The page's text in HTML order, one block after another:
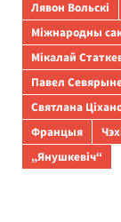
Лявон Вольскі
Міжнародны
Мікалай
Павел
Святлана
Францыя
„Янушкевіч“